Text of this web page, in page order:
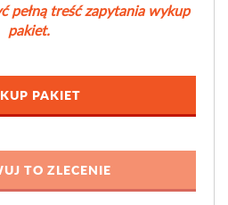
pełną treść zapytania wykup
pakiet.
PAKIET